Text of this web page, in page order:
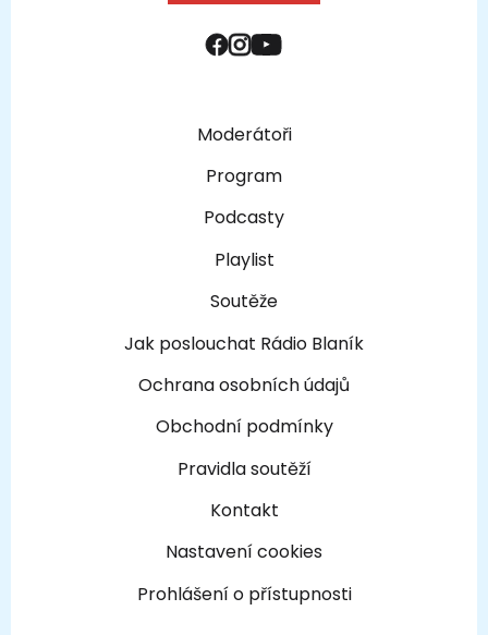
Moderátoři
Program
Podcasty
Playlist
Soutěže
Jak poslouchat Rádio Blaník
Ochrana osobních údajů
Obchodní podmínky
Pravidla soutěží
Kontakt
Nastavení cookies
Prohlášení o přístupnosti